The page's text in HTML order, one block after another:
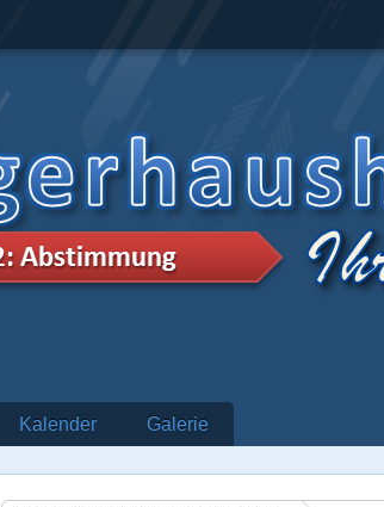
Kalender Galerie